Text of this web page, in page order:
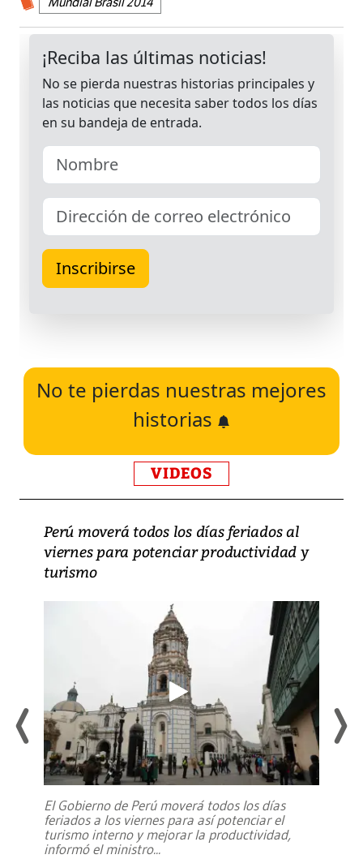
No te pierdas nuestras mejores
historias
VIDEOS
Perú moverá todos los días feriados al
viernes para potenciar productividad y
turismo
El Gobierno de Perú moverá todos los días
feriados a los viernes para así potenciar el
turismo interno y mejorar la productividad,
informó el ministro...